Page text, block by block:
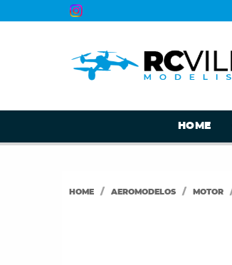
HOME
HOME AEROMODELOS MOTOR